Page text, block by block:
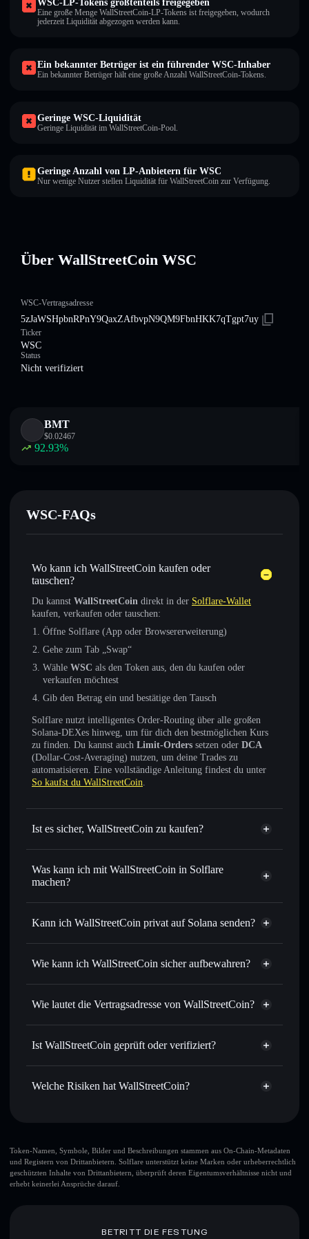
WSC-LP-Tokens größtenteils freigegeben
Eine große Menge WallStreetCoin-LP-Tokens ist freigegeben, wodurch
jederzeit Liquidität abgezogen werden kann.
Ein bekannter Betrüger ist ein führender WSC-Inhaber
Ein bekannter Betrüger hält eine große Anzahl WallStreetCoin-Tokens.
Geringe WSC-Liquidität
Geringe Liquidität im WallStreetCoin-Pool.
Geringe Anzahl von LP-Anbietern für WSC
Nur wenige Nutzer stellen Liquidität für WallStreetCoin zur Verfügung.
Über WallStreetCoin WSC
WSC-Vertragsadresse
5zJaWSHpbnRPnY9QaxZAfbvpN9QM9FbnHKK7qTgpt7uy
Ticker
WSC
Status
Nicht verifiziert
BMT
$0.02467
92.93%
WSC-FAQs
Wo kann ich WallStreetCoin kaufen oder
tauschen?
Du kannst WallStreetCoin direkt in der Solflare-Wallet
kaufen, verkaufen oder tauschen:
Öffne Solflare (App oder Browsererweiterung)
Gehe zum Tab „Swap“
Wähle WSC als den Token aus, den du kaufen oder
verkaufen möchtest
Gib den Betrag ein und bestätige den Tausch
Solflare nutzt intelligentes Order-Routing über alle großen
Solana-DEXes hinweg, um für dich den bestmöglichen Kurs
zu finden. Du kannst auch Limit-Orders setzen oder DCA
(Dollar-Cost-Averaging) nutzen, um deine Trades zu
automatisieren. Eine vollständige Anleitung findest du unter
So kaufst du WallStreetCoin.
Ist es sicher, WallStreetCoin zu kaufen?
WallStreetCoin
nicht
Was kann ich mit WallStreetCoin in Solflare
machen?
WallStreetCoin
Solflare-Wallet
Sofort tauschen– handle WSC gegen SOL, USDC oder
Routing zum bestmöglichen Kurs
Limit-Orders setzen– automatisiere Trades zu deinem
per Durchschnittskosteneffekt in WSC einsteigen
Privat senden– übertrage WSC, ohne Wallets öffentlich
Aggregators
In Echtzeit verfolgen– überwache Kurs, Volumen,
Marktkapitalisierung und Liquidität von WSC
Kann ich WallStreetCoin privat auf Solana senden?
Privacy
Wie kann ich WallStreetCoin sicher aufbewahren?
WallStreetCoin
Wie lautet die Vertragsadresse von WallStreetCoin?
WallStreetCoin
5zJaWSHpbnRPnY9QaxZAfbvpN9QM9FbnHKK7qTgpt7uy
Solflare-Wallet WSC
Ist WallStreetCoin geprüft oder verifiziert?
WallStreetCoin
derzeit nicht
Welche Risiken hat WallStreetCoin?
großer Teil der
Liquidität ist freigeschaltet
WallStreetCoin
bekannter
Betrüger
Token-Namen, Symbole, Bilder und Beschreibungen stammen aus On-Chain-Metadaten
und Registern von Drittanbietern. Solflare unterstützt keine Marken oder urheberrechtlich
geschützten Inhalte von Drittanbietern, überprüft deren Eigentumsverhältnisse nicht und
erhebt keinerlei Ansprüche darauf.
BETRITT DIE FESTUNG